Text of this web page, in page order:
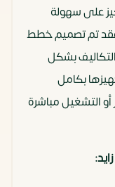
على سهولة
فقد تم تصميم خطط
بشكل
بكامل
أو التشغيل مباشرة